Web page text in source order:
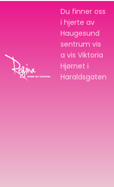
Du finner oss
i hjerte av
Haugesund
sentrum vis
a vis Viktoria
Hjørnet i
Haraldsgaten